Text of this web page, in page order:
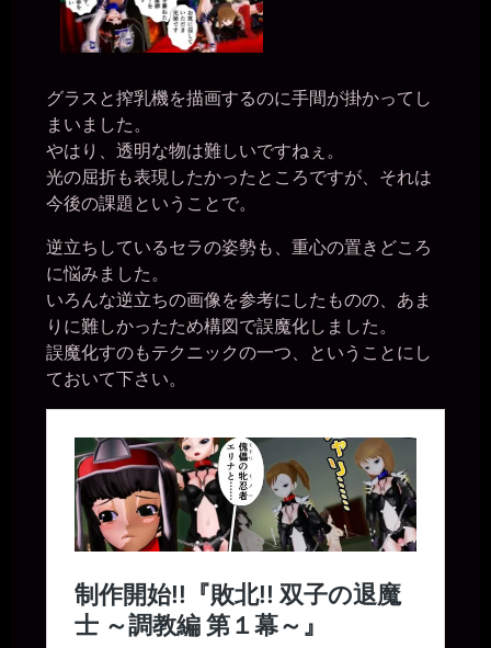
グラスと搾乳機を描画するのに手間が掛かってし
まいました。
やはり、透明な物は難しいですねぇ。
光の屈折も表現したかったところですが、それは
今後の課題ということで。
逆立ちしているセラの姿勢も、重心の置きどころ
に悩みました。
いろんな逆立ちの画像を参考にしたものの、あま
りに難しかったため構図で誤魔化しました。
誤魔化すのもテクニックの一つ、ということにし
ておいて下さい。